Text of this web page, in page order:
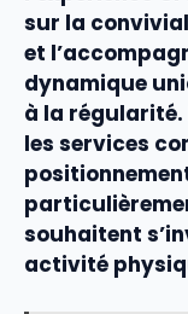
sur la
et
dynamique
à la régularité.
les services
souhaitent
activité